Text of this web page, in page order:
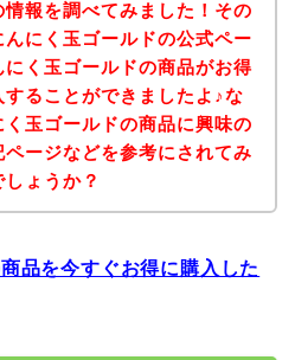
報を調べてみました！その
にく玉ゴールドの公式ペー
にく玉ゴールドの商品がお得
ることができましたよ♪な
玉ゴールドの商品に興味の
ページなどを参考にされてみ
ょうか？
品を今すぐお得に購入した